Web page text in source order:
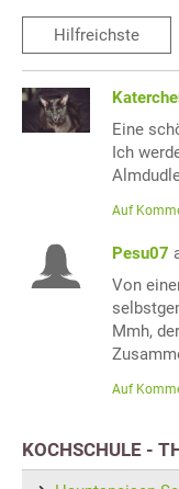
Hilfreichste
Eine
Ich
Auf
Pesu07
Von
Mmh,
Auf
KOCHSCHULE -